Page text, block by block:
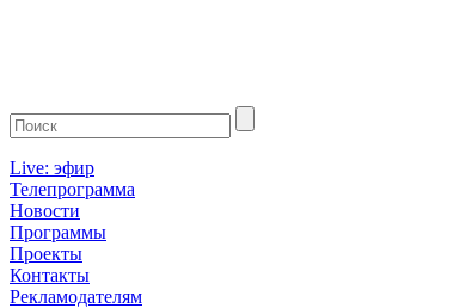
Live: эфир
Телепрограмма
Новости
Программы
Проекты
Контакты
Рекламодателям